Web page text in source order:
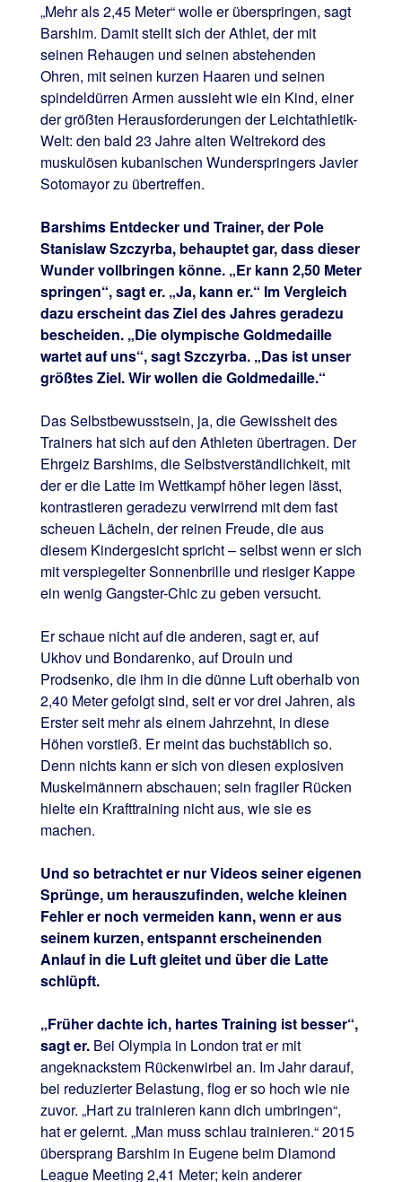
„Mehr als 2,45 Meter“ wolle er überspringen, sagt
Barshim. Damit stellt sich der Athlet, der mit
seinen Rehaugen und seinen abstehenden
Ohren, mit seinen kurzen Haaren und seinen
spindeldürren Armen aussieht wie ein Kind, einer
der größten Herausforderungen der Leichtathletik-
Welt: den bald 23 Jahre alten Weltrekord des
muskulösen kubanischen Wunderspringers Javier
Sotomayor zu übertreffen.
Barshims Entdecker und Trainer, der Pole
Stanislaw Szczyrba, behauptet gar, dass dieser
Wunder vollbringen könne. „Er kann 2,50 Meter
springen“, sagt er. „Ja, kann er.“ Im Vergleich
dazu erscheint das Ziel des Jahres geradezu
bescheiden. „Die olympische Goldmedaille
wartet auf uns“, sagt Szczyrba. „Das ist unser
größtes Ziel. Wir wollen die Goldmedaille.“
Das Selbstbewusstsein, ja, die Gewissheit des
Trainers hat sich auf den Athleten übertragen. Der
Ehrgeiz Barshims, die Selbstverständlichkeit, mit
der er die Latte im Wettkampf höher legen lässt,
kontrastieren geradezu verwirrend mit dem fast
scheuen Lächeln, der reinen Freude, die aus
diesem Kindergesicht spricht – selbst wenn er sich
mit verspiegelter Sonnenbrille und riesiger Kappe
ein wenig Gangster-Chic zu geben versucht.
Er schaue nicht auf die anderen, sagt er, auf
Ukhov und Bondarenko, auf Drouin und
Prodsenko, die ihm in die dünne Luft oberhalb von
2,40 Meter gefolgt sind, seit er vor drei Jahren, als
Erster seit mehr als einem Jahrzehnt, in diese
Höhen vorstieß. Er meint das buchstäblich so.
Denn nichts kann er sich von diesen explosiven
Muskelmännern abschauen; sein fragiler Rücken
hielte ein Krafttraining nicht aus, wie sie es
machen.
Und so betrachtet er nur Videos seiner eigenen
Sprünge, um herauszufinden, welche kleinen
Fehler er noch vermeiden kann, wenn er aus
seinem kurzen, entspannt erscheinenden
Anlauf in die Luft gleitet und über die Latte
schlüpft.
„Früher dachte ich, hartes Training ist besser“,
sagt er.Bei Olympia in London trat er mit
angeknackstem Rückenwirbel an. Im Jahr darauf,
bei reduzierter Belastung, flog er so hoch wie nie
zuvor. „Hart zu trainieren kann dich umbringen“,
hat er gelernt. „Man muss schlau trainieren.“ 2015
übersprang Barshim in Eugene beim Diamond
League Meeting 2,41 Meter; kein anderer